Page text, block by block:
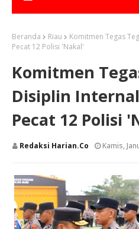
Beranda Riau
Komitmen Tegas
Pecat 12 Polisi 'Nakal'
Komitmen
Disiplin
Pecat 12 Polisi
Redaksi Harian.co Kamis,